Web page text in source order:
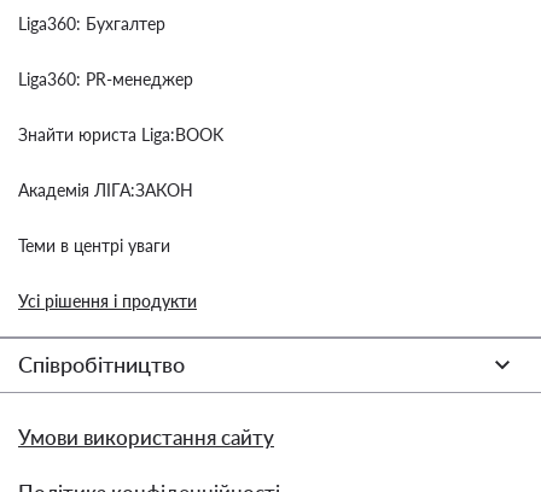
Liga360: Бухгалтер
Liga360: PR-менеджер
Знайти юриста Liga:BOOK
Академія ЛІГА:ЗАКОН
Теми в центрі уваги
Усі рішення і продукти
Співробітництво
Умови використання сайту